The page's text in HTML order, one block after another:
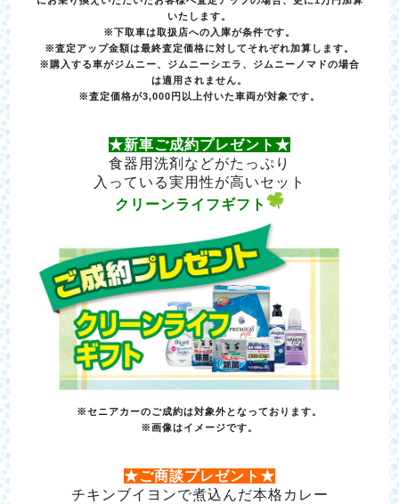
いたします。
※下取車は取扱店への入庫が条件です。
※査定アップ金額は最終査定価格に対してそれぞれ加算します。
※購入する車がジムニー、ジムニーシエラ、ジムニーノマドの場合
は適用されません。
※査定価格が3,000円以上付いた車両が対象です。
★新車ご成約プレゼント★
食器用洗剤などがたっぷり
入っている実用性が高いセット
クリーンライフギフト
※セニアカーのご成約は対象外となっております。
※画像はイメージです。
★ご商談プレゼント★
チキンブイヨンで煮込んだ本格カレー